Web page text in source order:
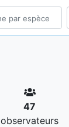
47
observateurs